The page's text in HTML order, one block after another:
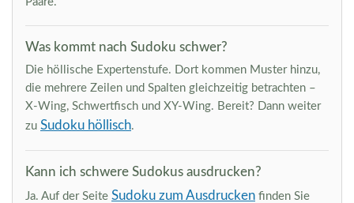
Was kommt nach Sudoku schwer?
Die höllische Expertenstufe. Dort kommen Muster hinzu,
die mehrere Zeilen und Spalten gleichzeitig betrachten –
X-Wing, Schwertfisch und XY-Wing. Bereit? Dann weiter
zu Sudoku höllisch.
Kann ich schwere Sudokus ausdrucken?
Ja. Auf der Seite Sudoku zum Ausdrucken finden Sie